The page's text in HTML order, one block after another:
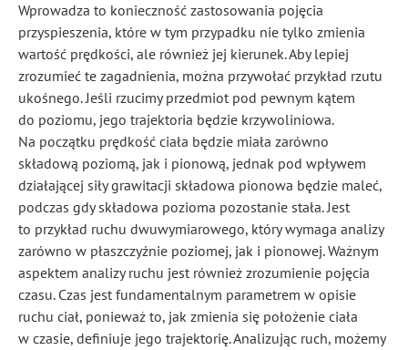
Wprowadza to konieczność zastosowania pojęcia
przyspieszenia, które w tym przypadku nie tylko zmienia
wartość prędkości, ale również jej kierunek. Aby lepiej
zrozumieć te zagadnienia, można przywołać przykład rzutu
ukośnego. Jeśli rzucimy przedmiot pod pewnym kątem
do poziomu, jego trajektoria będzie krzywoliniowa.
Na początku prędkość ciała będzie miała zarówno
składową poziomą, jak i pionową, jednak pod wpływem
działającej siły grawitacji składowa pionowa będzie maleć,
podczas gdy składowa pozioma pozostanie stała. Jest
to przykład ruchu dwuwymiarowego, który wymaga analizy
zarówno w płaszczyźnie poziomej, jak i pionowej. Ważnym
aspektem analizy ruchu jest również zrozumienie pojęcia
czasu. Czas jest fundamentalnym parametrem w opisie
ruchu ciał, ponieważ to, jak zmienia się położenie ciała
w czasie, definiuje jego trajektorię. Analizując ruch, możemy